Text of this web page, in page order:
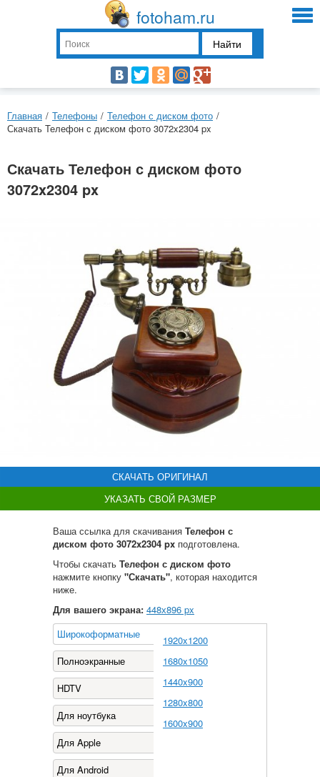
fotoham.ru
Найти
Главная / Телефоны / Телефон с диском фото /
Скачать Телефон с диском фото 3072x2304 px
Скачать Телефон с диском фото
3072x2304 px
СКАЧАТЬ ОРИГИНАЛ
УКАЗАТЬ СВОЙ РАЗМЕР
Ваша ссылка для скачивания Телефон с
диском фото 3072x2304 px подготовлена.
Чтобы скачать Телефон с диском фото
нажмите кнопку "Скачать", которая находится
ниже.
Для вашего экрана: 448х896 px
Широкоформатные
Полноэкранные
HDTV
Для ноутбука
Для Apple
Для Android
1920x1200
1680x1050
1440x900
1280x800
1600x900